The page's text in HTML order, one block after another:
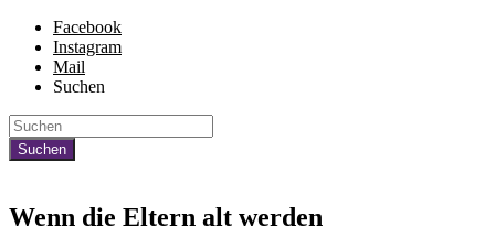
Facebook
Instagram
Mail
Suchen
Wenn die Eltern alt werden